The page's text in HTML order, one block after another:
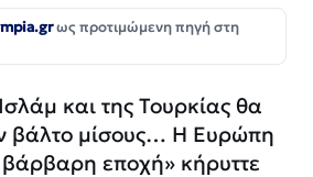
ως προτιμώμενη πηγή στη
και της Τουρκίας θα
βάλτο μίσους… Η Ευρώπη
βάρβαρη εποχή» κήρυττε